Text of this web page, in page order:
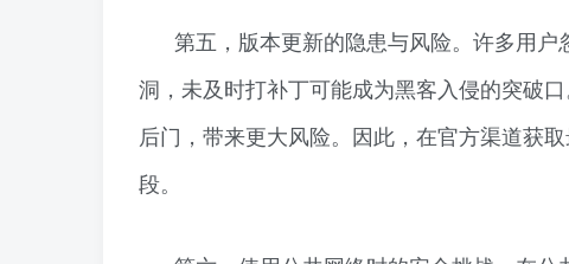
第五，版本更新的隐患与风险。许多用
洞，未及时打补丁可能成为黑客入侵的突破
后门，带来更大风险。因此，在官方渠道获
段。